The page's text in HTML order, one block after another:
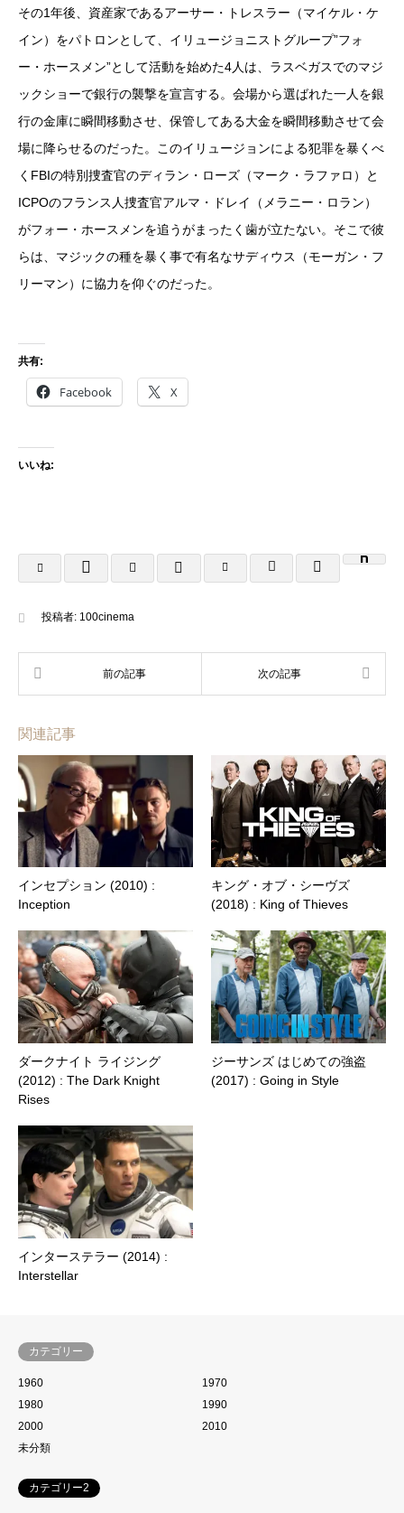
その1年後、資産家であるアーサー・トレスラー（マイケル・ケ
イン）をパトロンとして、イリュージョニストグループ”フォ
ー・ホースメン”として活動を始めた4人は、ラスベガスでのマジ
ックショーで銀行の襲撃を宣言する。会場から選ばれた一人を銀
行の金庫に瞬間移動させ、保管してある大金を瞬間移動させて会
場に降らせるのだった。このイリュージョンによる犯罪を暴くべ
くFBIの特別捜査官のディラン・ローズ（マーク・ラファロ）と
ICPOのフランス人捜査官アルマ・ドレイ（メラニー・ロラン）
がフォー・ホースメンを追うがまったく歯が立たない。そこで彼
らは、マジックの種を暴く事で有名なサディウス（モーガン・フ
リーマン）に協力を仰ぐのだった。
共有:
Facebook X
いいね:
投稿者: 100cinema
関連記事
インセプション (2010) :
Inception
キング・オブ・シーヴズ
(2018) : King of Thieves
ダークナイト ライジング
(2012) : The Dark Knight
Rises
ジーサンズ はじめての強盗
(2017) : Going in Style
インターステラー (2014) :
Interstellar
カテゴリー
1960
1970
1980
1990
2000
2010
未分類
カテゴリー2